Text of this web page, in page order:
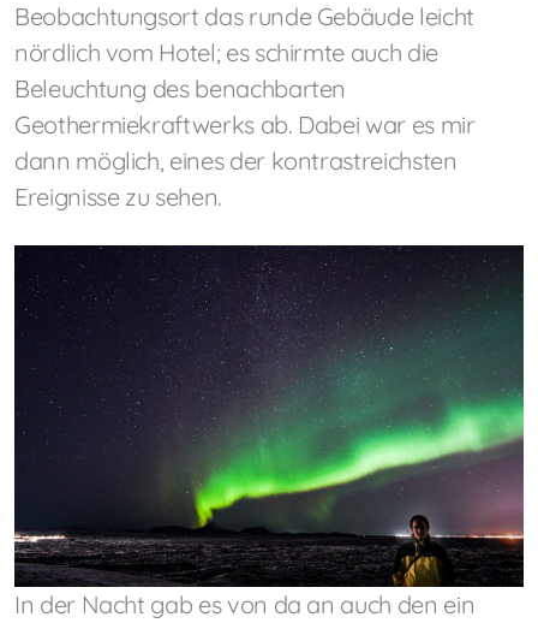
Beobachtungsort das runde Gebäude leicht
nördlich vom Hotel; es schirmte auch die
Beleuchtung des benachbarten
Geothermiekraftwerks ab. Dabei war es mir
dann möglich, eines der kontrastreichsten
Ereignisse zu sehen.
In der Nacht gab es von da an auch den ein